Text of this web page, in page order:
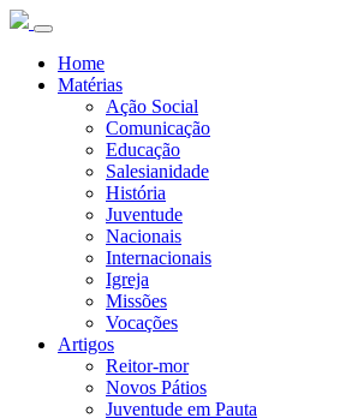
Home
Matérias
Ação Social
Comunicação
Educação
Salesianidade
História
Juventude
Nacionais
Internacionais
Igreja
Missões
Vocações
Artigos
Reitor-mor
Novos Pátios
Juventude em Pauta